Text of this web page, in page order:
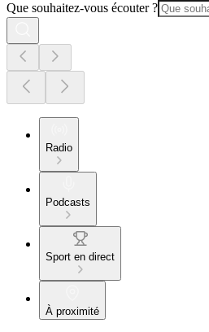
Que souhaitez-vous écouter ?
Radio
Podcasts
Sport en direct
À proximité